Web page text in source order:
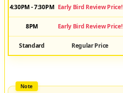
4:30PM - 7:30PM Early Bird Review Price!
8PM Early Bird Review Price!
Standard Regular Price